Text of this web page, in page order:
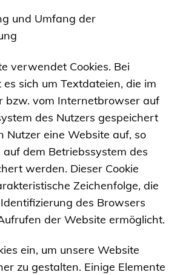
und Umfang der
verwendet Cookies. Bei
es sich um Textdateien, die im
bzw. vom Internetbrowser auf
des Nutzers gespeichert
Nutzer eine Website auf, so
auf dem Betriebssystem des
werden. Dieser Cookie
Zeichenfolge, die
des Browsers
der Website ermöglicht.
ein, um unsere Website
zu gestalten. Einige Elemente